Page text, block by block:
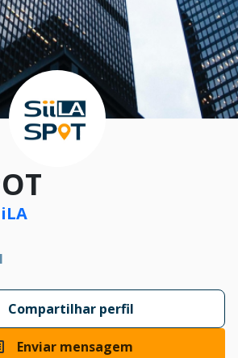
Compartilhar perfil
Enviar mensagem